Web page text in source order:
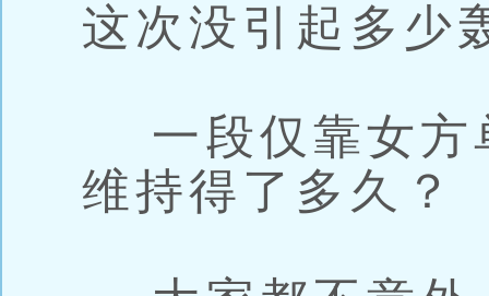
这次没引起多少
一段仅靠女方
维持得了多久？